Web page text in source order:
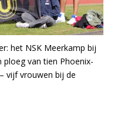
het NSK Meerkamp bij
ploeg van tien Phoenix-
vijf vrouwen bij de